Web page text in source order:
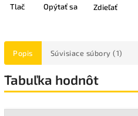
Tlač Opýtať sa Zdieľať
Popis Súvisiace súbory (1)
Tabuľka hodnôt